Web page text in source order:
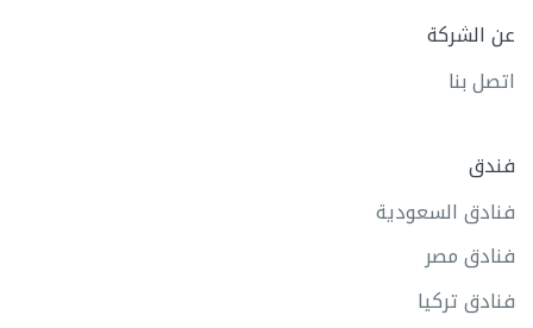
عن الشركة
اتصل بنا
فندق
فنادق السعودية
فنادق مصر
فنادق تركيا